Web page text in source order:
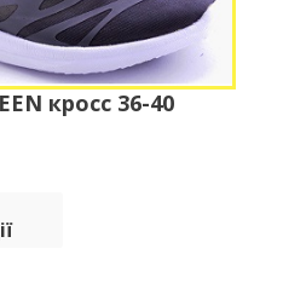
кросс 36-40